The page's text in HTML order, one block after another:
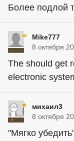
Более подлой
Mike777
8 октября
The should get
electronic
михаил3
8 октября
"Мягко